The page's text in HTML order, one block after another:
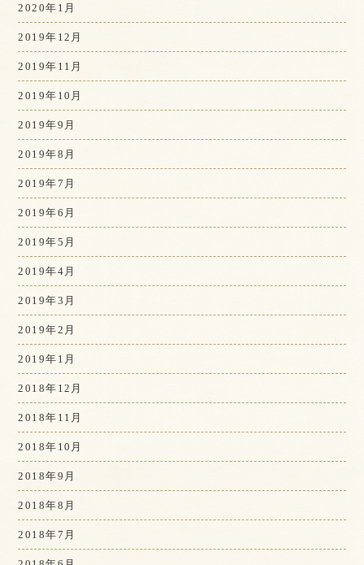
2020年1月
2019年12月
2019年11月
2019年10月
2019年9月
2019年8月
2019年7月
2019年6月
2019年5月
2019年4月
2019年3月
2019年2月
2019年1月
2018年12月
2018年11月
2018年10月
2018年9月
2018年8月
2018年7月